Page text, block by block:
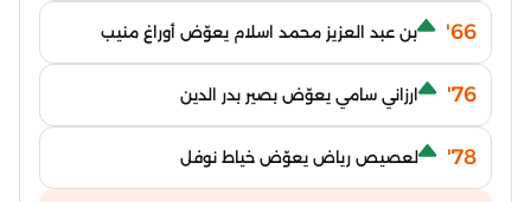
66' بن عبد العزيز محمد اسلام يعوّض أوراغ منيب
76' ارزاني سامي يعوّض بصير بدر الدين
78' لعصيص رياض يعوّض خياط نوفل